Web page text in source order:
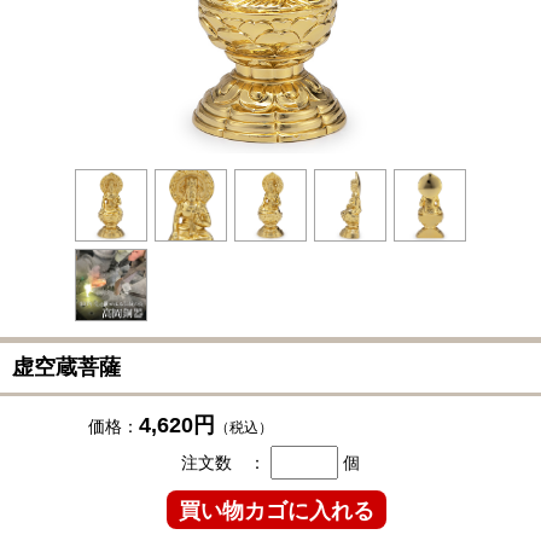
虚空蔵菩薩
価格： 4,620円 （税込）
注文数 ： 個